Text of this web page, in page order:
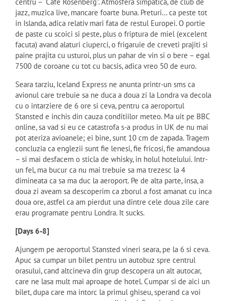
centru – “Cafe Rosenberg”. Atmosfera simpatica, de club de
jazz, muzica live, mancare foarte buna. Preturi… ca peste tot
in Islanda, adica relativ mari fata de restul Europei. O portie
de paste cu scoici si peste, plus o friptura de miel (excelent
facuta) avand alaturi ciuperci, o frigaruie de creveti prajiti si
paine prajita cu usturoi, plus un pahar de vin si o bere – egal
7500 de coroane cu tot cu bacsis, adica vreo 50 de euro.
Seara tarziu, Iceland Express ne anunta printr-un sms ca
avionul care trebuie sa ne duca a doua zi la Londra va decola
cu o intarziere de 6 ore si ceva, pentru ca aeroportul
Stansted e inchis din cauza conditiilor meteo. Ma uit pe BBC
online, sa vad si eu ce catastrofa s-a produs in UK de nu mai
pot ateriza avioanele; ei bine, sunt 10 cm de zapada. Tragem
concluzia ca englezii sunt fie lenesi, fie fricosi, fie amandoua
– si mai desfacem o sticla de whisky, in holul hotelului. Intr-
un fel, ma bucur ca nu mai trebuie sa ma trezesc la 4
dimineata ca sa ma duc la aeroport. Pe de alta parte, insa, a
doua zi aveam sa descoperim ca zborul a fost amanat cu inca
doua ore, astfel ca am pierdut una dintre cele doua zile care
erau programate pentru Londra. It sucks.
[Days 6-8]
Ajungem pe aeroportul Stansted vineri seara, pe la 6 si ceva.
Apuc sa cumpar un bilet pentru un autobuz spre centrul
orasului, cand altcineva din grup descopera un alt autocar,
care ne lasa mult mai aproape de hotel. Cumpar si de aici un
bilet, dupa care ma intorc la primul ghiseu, sperand ca voi